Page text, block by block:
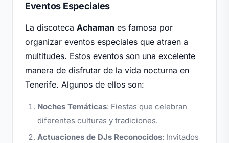
Eventos Especiales
La discoteca Achaman es famosa por
organizar eventos especiales que atraen a
multitudes. Estos eventos son una excelente
manera de disfrutar de la vida nocturna en
Tenerife. Algunos de ellos son:
Noches Temáticas: Fiestas que celebran
diferentes culturas y tradiciones.
Actuaciones de DJs Reconocidos: Invitados